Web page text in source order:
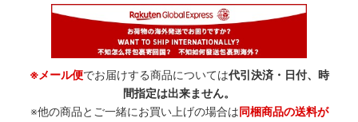
※メール便でお届けする商品については代引決済・日付、時
間指定は出来ません。
※他の商品とご一緒にお買い上げの場合は同梱商品の送料が